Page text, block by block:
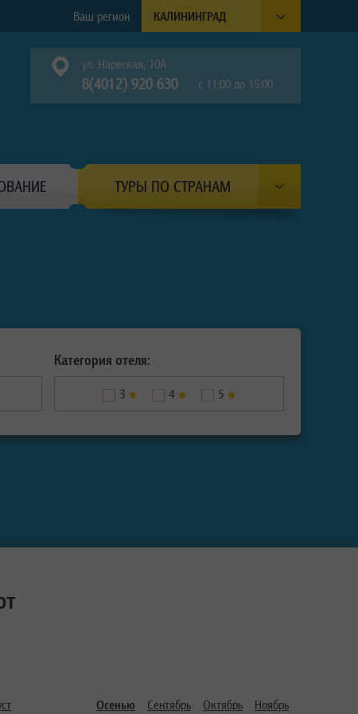
КАЛИНИНГРАД
Ваш регион
ТУРЫ ПО СТРАНАМ
ул. Нарвская, 10А
с 11:00 до 15:00
8(4012) 920 630
Категория отеля:
3 4 5
Осенью Сентябрь Октябрь Ноябрь